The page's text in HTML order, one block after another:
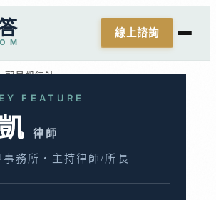
O M
線上諮詢
郭昌凱律師
FEATURE
律師
事務所・主持律師/所長